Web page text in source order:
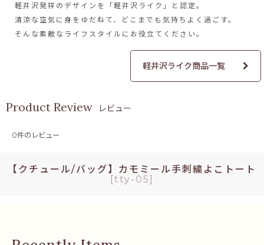
【クチュール/バッグ】カモミール手刺繍よこトート
[tty-05]
軽井沢発祥のデザインを
「軽井沢ライク」と認定。
清涼な空気に身をゆだねて、
どこまでも気持ちよく過ごす。
そんな素敵なライフスタイルに お役立てください。
軽井沢ライク商品一覧
レビュー
0件のレビュー